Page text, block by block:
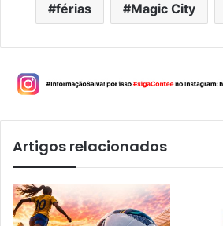
férias Magic City
Artigos relacionados